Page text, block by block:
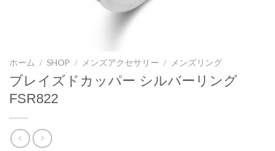
ホーム / SHOP / メンズアクセサリー / メンズリング
ブレイズドカッパー シルバーリング
FSR822